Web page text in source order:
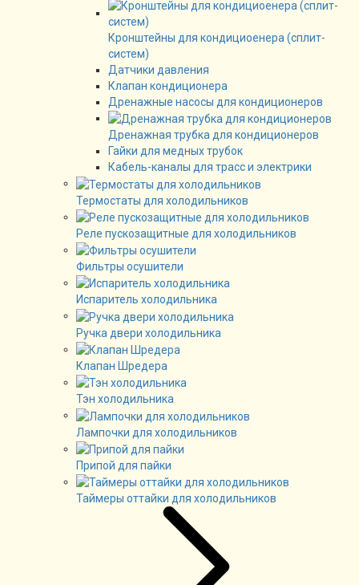
Кронштейны для кондициоенера (сплит-
систем)
Датчики давления
Клапан кондиционера
Дренажные насосы для кондиционеров
Дренажная трубка для кондиционеров
Гайки для медных трубок
Кабель-каналы для трасс и электрики
Термостаты для холодильников
Реле пускозащитные для холодильников
Фильтры осушители
Испаритель холодильника
Ручка двери холодильника
Клапан Шредера
Тэн холодильника
Лампочки для холодильников
Припой для пайки
Таймеры оттайки для холодильников